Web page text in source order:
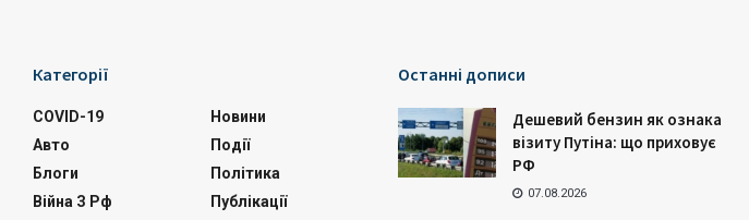
Категорії
COVID-19
Авто
Блоги
Війна З Рф
Новини
Події
Політика
Публікації
Останні дописи
Дешевий бензин як ознака
візиту Путіна: що приховує
РФ
07.08.2026